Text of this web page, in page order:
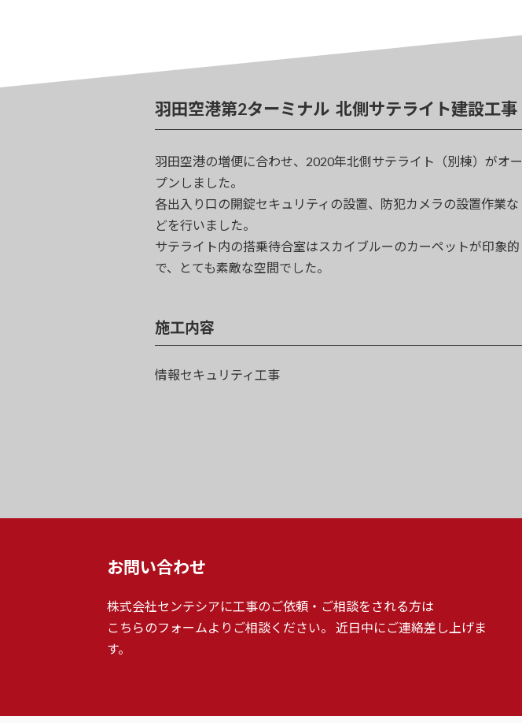
羽田空港第2ターミナル 北側サテライト建設工事
羽田空港の増便に合わせ、2020年北側サテライト（別棟）がオー
プンしました。
各出入り口の開錠セキュリティの設置、防犯カメラの設置作業な
どを行いました。
サテライト内の搭乗待合室はスカイブルーのカーペットが印象的
で、とても素敵な空間でした。
施工内容
情報セキュリティ工事
お問い合わせ
株式会社センテシアに工事のご依頼・ご相談をされる方は
こちらのフォームよりご相談ください。 近日中にご連絡差し上げま
す。